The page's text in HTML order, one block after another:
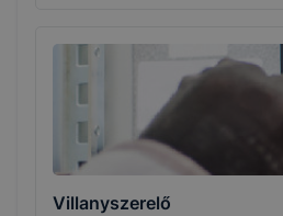
Villanyszerelő